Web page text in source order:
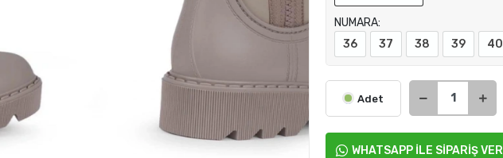
NUMARA:
36
37 38 39 40
Adet
WHATSAPP İLE SİPARİŞ VER